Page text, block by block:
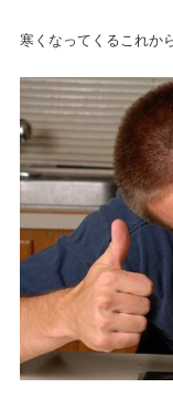
寒くなってくるこれか